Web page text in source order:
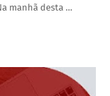
manhã desta …